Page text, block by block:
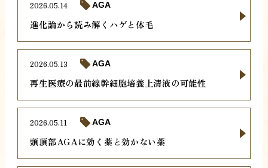
進化論から読み解くハゲと体毛
2026.05.14 AGA
再生医療の最前線幹細胞培養上清液の可能性
2026.05.13 AGA
頭頂部AGAに効く薬と効かない薬
2026.05.11 AGA